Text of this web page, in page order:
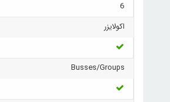
6
اکولایزر
Busses/Groups